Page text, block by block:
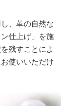
、革の自然な
仕上げ」を施
残すことによ
使いいただけ